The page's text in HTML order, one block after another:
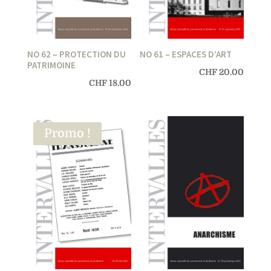
NO 62 – PROTECTION DU
PATRIMOINE
CHF18.00
NO 61 – ESPACES D’ART
CHF20.00
Promo !